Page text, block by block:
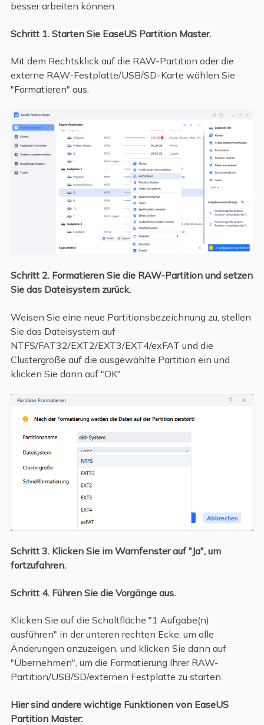
besser arbeiten können:
Schritt 1. Starten Sie EaseUS Partition Master.
Mit dem Rechtsklick auf die RAW-Partition oder die
externe RAW-Festplatte/USB/SD-Karte wählen Sie
"Formatieren" aus.
Schritt 2. Formatieren Sie die RAW-Partition und setzen
Sie das Dateisystem zurück.
Weisen Sie eine neue Partitionsbezeichnung zu, stellen
Sie das Dateisystem auf
NTFS/FAT32/EXT2/EXT3/EXT4/exFAT und die
Clustergröße auf die ausgewählte Partition ein und
klicken Sie dann auf "OK".
Schritt 3.Klicken Sie im Warnfenster auf "Ja", um
fortzufahren.
Schritt 4. Führen Sie die Vorgänge aus.
Klicken Sie auf die Schaltfläche "1 Aufgabe(n)
ausführen" in der unteren rechten Ecke, um alle
Änderungen anzuzeigen, und klicken Sie dann auf
"Übernehmen", um die Formatierung Ihrer RAW-
Partition/USB/SD/externen Festplatte zu starten.
Hier sind andere wichtige Funktionen von EaseUS
Partition Master: